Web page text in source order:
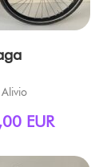
Alivio
EUR